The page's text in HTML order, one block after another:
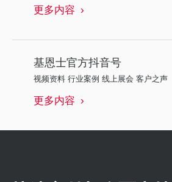
更多内容
基恩士官方抖音号
视频资料 行业案例 线上展会 客户之声
更多内容